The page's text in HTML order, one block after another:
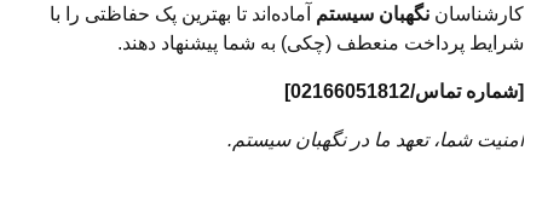
کارشناسان نگهبان سیستم آماده‌اند تا بهترین پک حفاظتی را با
شرایط پرداخت منعطف (چکی) به شما پیشنهاد دهند.
[شماره تماس/02166051812]
امنیت شما، تعهد ما در نگهبان سیستم.